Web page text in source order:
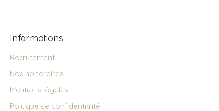
Informations
Recrutement
Nos honoraires
Mentions légales
Politique de confidentialité